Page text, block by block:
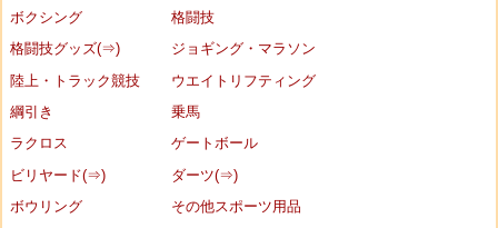
ボクシング
格闘技
格闘技グッズ(⇒)
ジョギング・マラソン
陸上・トラック競技
ウエイトリフティング
綱引き
乗馬
ラクロス
ゲートボール
ビリヤード(⇒)
ダーツ(⇒)
ボウリング
その他スポーツ用品